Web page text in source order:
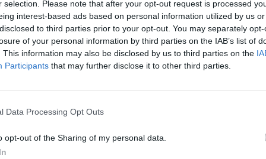
selection. Please note that after your opt-out request is processed
interest-based ads based on personal information utilized by us
to third parties prior to your opt-out. You may separately
of your personal information by third parties on the IAB’s list of
This information may also be disclosed by us to third parties on the
Participants that may further disclose it to other third parties.
Data Processing Opt Outs
opt-out of the Sharing of my personal data.
8
IC
6